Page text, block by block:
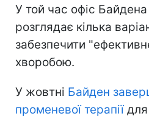
У той час офіс
розглядає кілька
забезпечити
хворобою.
У жовтні Байден
променевої терапіїдля